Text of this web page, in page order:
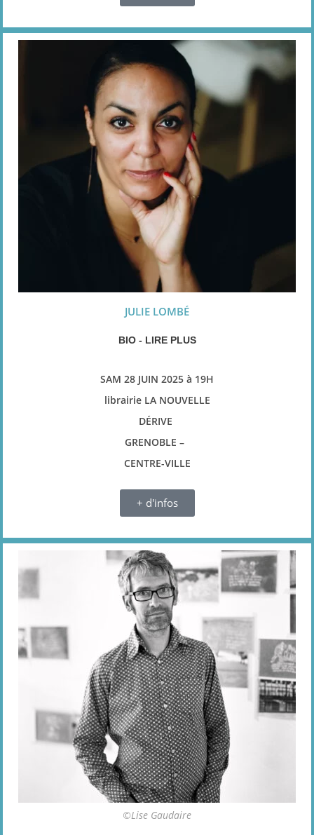
JULIE LOMBÉ
BIO - LIRE PLUS
SAM 28 JUIN 2025 à 19H
librairie LA NOUVELLE
DÉRIVE
GRENOBLE –
CENTRE-VILLE
+ d'infos
©Lise Gaudaire